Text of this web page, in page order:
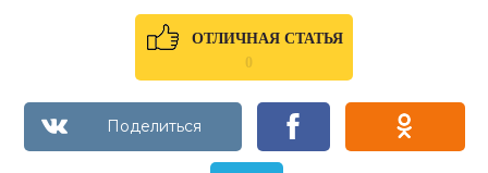
ОТЛИЧНАЯ СТАТЬЯ
0